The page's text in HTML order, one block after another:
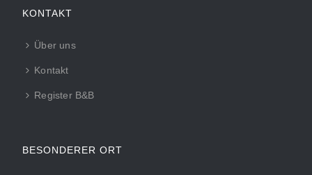
KONTAKT
Über uns
Kontakt
Register B&B
BESONDERER ORT